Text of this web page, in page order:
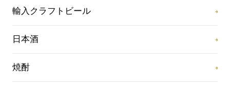
輸入クラフトビール
日本酒
焼酎